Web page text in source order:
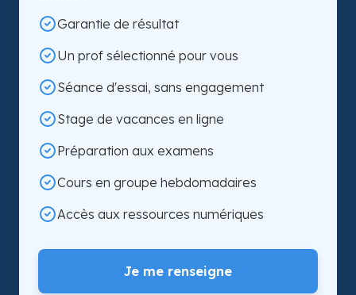
Garantie de résultat
Un prof sélectionné pour vous
Séance d'essai, sans engagement
Stage de vacances en ligne
Préparation aux examens
Cours en groupe hebdomadaires
Accès aux ressources numériques
Je me renseigne